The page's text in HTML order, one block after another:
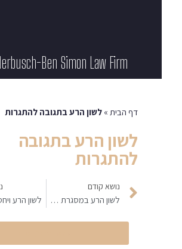
Ben Simon Law Firm​
דף הבית » לשון הרע בתגובה להתגרות
לשון הרע בתגובה
להתגרות
נושא קודם
לשון הרע במסגרת תפקיד ציבורי לשון הרע